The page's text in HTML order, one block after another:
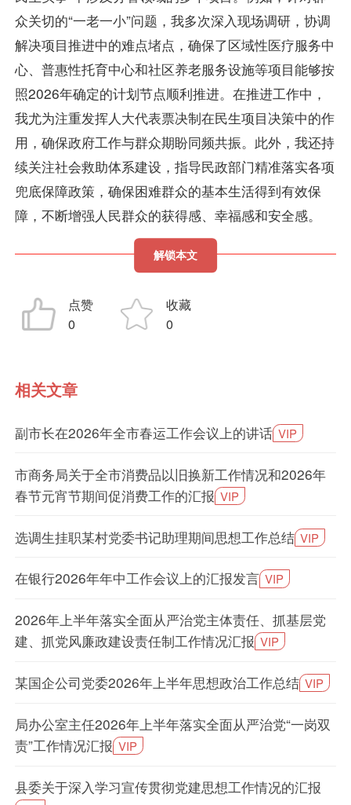
众关切的“一老一小”问题，我多次深入现场调研，协调
解决项目推进中的难点堵点，确保了区域性医疗服务中
心、普惠性托育中心和社区养老服务设施等项目能够按
照2026年确定的计划节点顺利推进。在推进工作中，
我尤为注重发挥人大代表票决制在民生项目决策中的作
用，确保政府工作与群众期盼同频共振。此外，我还持
续关注社会救助体系建设，指导民政部门精准落实各项
兜底保障政策，确保困难群众的基本生活得到有效保
障，不断增强人民群众的获得感、幸福感和安全感。
解锁本文
点赞
0
收藏
0
相关文章
副市长在2026年全市春运工作会议上的讲话 VIP
市商务局关于全市消费品以旧换新工作情况和2026年
春节元宵节期间促消费工作的汇报 VIP
选调生挂职某村党委书记助理期间思想工作总结 VIP
在银行2026年年中工作会议上的汇报发言 VIP
2026年上半年落实全面从严治党主体责任、抓基层党
建、抓党风廉政建设责任制工作情况汇报 VIP
某国企公司党委2026年上半年思想政治工作总结 VIP
局办公室主任2026年上半年落实全面从严治党“一岗双
责”工作情况汇报 VIP
县委关于深入学习宣传贯彻党建思想工作情况的汇报